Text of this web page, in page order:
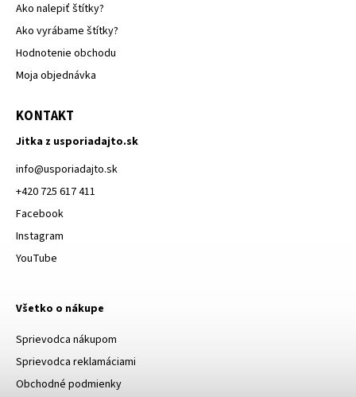
Ako nalepiť štítky?
Ako vyrábame štítky?
Hodnotenie obchodu
Moja objednávka
KONTAKT
Jitka z usporiadajto.sk
info@usporiadajto.sk
+420 725 617 411
Facebook
Instagram
YouTube
Všetko o nákupe
Sprievodca nákupom
Sprievodca reklamáciami
Obchodné podmienky